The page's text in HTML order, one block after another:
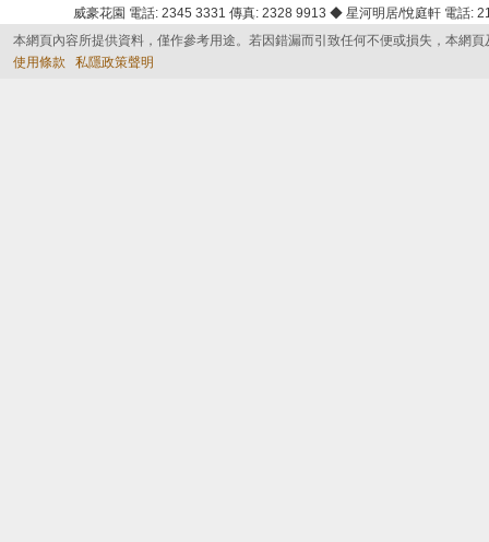
威豪花園 電話: 2345 3331 傳真: 2328 9913 ◆ 星河明居/悅庭軒 電話
本網頁內容所提供資料，僅作參考用途。若因錯漏而引致任何不便或損失，本網
使用條款
私隱政策聲明